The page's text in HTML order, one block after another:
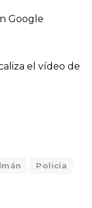
Google
el vídeo de
Policía